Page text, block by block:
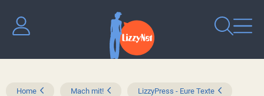
Home Mach mit! LizzyPress - Eure Texte